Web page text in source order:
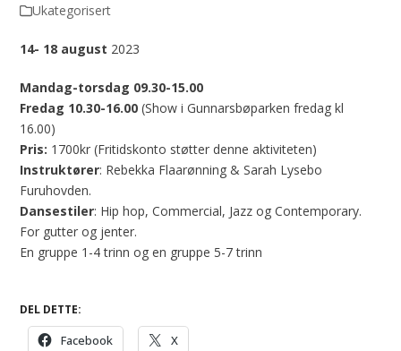
Ukategorisert
14- 18 august 2023
Mandag-torsdag 09.30-15.00
Fredag 10.30-16.00 (Show i Gunnarsbøparken fredag kl
16.00)
Pris: 1700kr (Fritidskonto støtter denne aktiviteten)
Instruktører: Rebekka Flaarønning & Sarah Lysebo
Furuhovden.
Dansestiler: Hip hop, Commercial, Jazz og Contemporary.
For gutter og jenter.
En gruppe 1-4 trinn og en gruppe 5-7 trinn
DEL DETTE:
Facebook X